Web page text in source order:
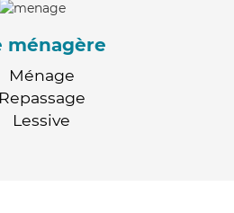
ménagère
Ménage
Repassage
Lessive